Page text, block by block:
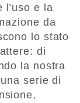
l’uso e la
da
lo stato
di
la nostra
serie di